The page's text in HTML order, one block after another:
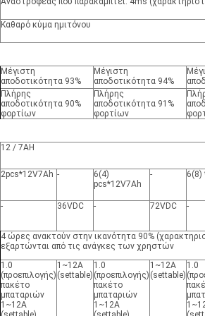
Καθαρό κύμα ημιτόνου
Μέγιστη
αποδοτικότητα 93%
Μέγιστη
αποδοτικότητα 94%
Πλήρης
αποδοτικότητα 90%
φορτίων
Πλήρης
αποδοτικότητα 91%
φορτίων
12 / 7AH
2pcs*12V7Ah -
6(4)
pcs*12V7Ah
- 6(8)
- 36VDC - 72VDC -
4 ώρες ανακτούν στην ικανότητα 90%
εξαρτώνται από τις ανάγκες των χρηστών
1.0
(προεπιλογής)
πακέτο
μπαταριών
1~12A
1~12A
(settable)
1.0
(προεπιλογής)
πακέτο
μπαταριών
1~12A
1~12A
(settable)
1.0